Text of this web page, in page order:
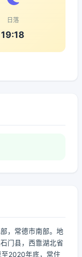
日落
19:18
，常德市南部。地
门县，西靠湖北省
2020年底，常住